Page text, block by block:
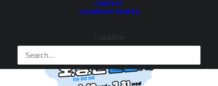
CONTACT
COMPANY PROFILE